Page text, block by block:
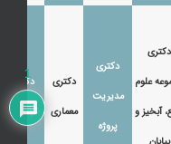
دکتری
علوم
آبخیز و
دکتری
مدیریت
پروژه
دکتری
معماری
دکتری
شهرسازی
1